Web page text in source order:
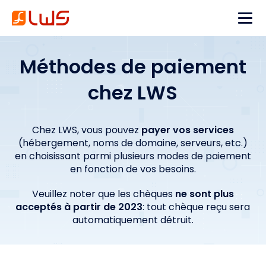
Méthodes de paiement
chez LWS
Chez LWS, vous pouvez payer vos services
(hébergement, noms de domaine, serveurs, etc.)
en choisissant parmi plusieurs modes de paiement
en fonction de vos besoins.
Veuillez noter que les chèques ne sont plus
acceptés à partir de 2023: tout chèque reçu sera
automatiquement détruit.